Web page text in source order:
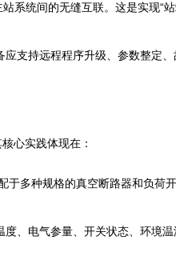
统间的无缝互联。这是实现“站
支持远程程序升级、参数整定
心实践体现在：
于多种规格的真空断路器和负荷
、电气参量、开关状态、环境